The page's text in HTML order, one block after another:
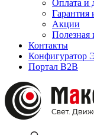
Оплата и
Гарантия
Акции
Полезная
Контакты
Конфигуратор
Портал B2B